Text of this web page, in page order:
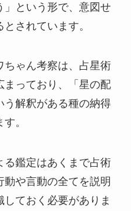
」という形で、意図せ
されています。
ちゃん考察は、占星術
まっており、「星の配
う解釈がある種の納得
。
る鑑定はあくまで占術
や言動の全てを説明
ておく必要がありま